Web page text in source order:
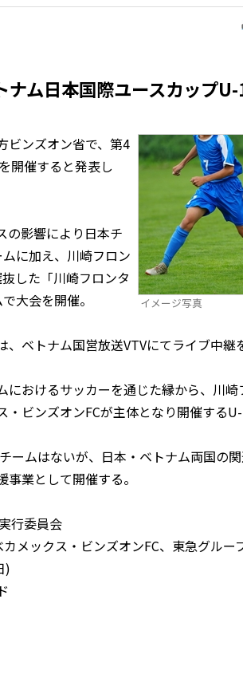
ム日本国際ユースカップ
イメージ写真
ビンズオン省で、第4
開催すると発表し
の影響により日本チ
に加え、川崎フロン
した「川崎フロンタ
大会を開催。
ベトナム国営放送VTVにてライブ中継
おけるサッカーを通じた縁から、川
ビンズオンFCが主体となり開催するU-
ムはないが、日本・ベトナム両国の関
業として開催する。
行委員会
メックス・ビンズオンFC、東急グルー
)